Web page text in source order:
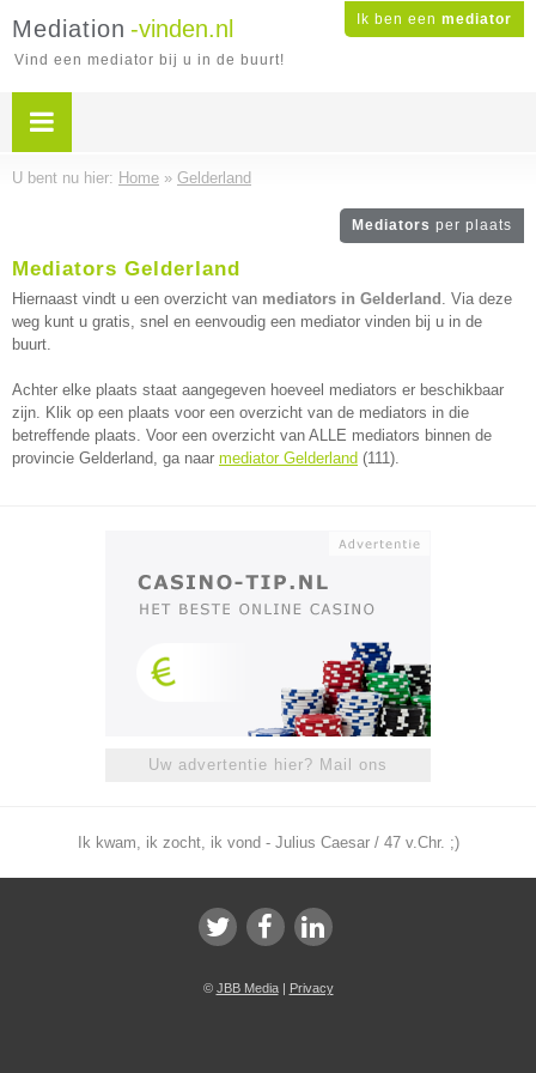
Ik ben een mediator
Mediation -vinden.nl
Vind een mediator bij u in de buurt!
U bent nu hier: Home » Gelderland
Mediators per plaats
Mediators Gelderland
Hiernaast vindt u een overzicht van mediators in Gelderland . Via deze
weg kunt u gratis, snel en eenvoudig een mediator vinden bij u in de
buurt.
Achter elke plaats staat aangegeven hoeveel mediators er beschikbaar
zijn. Klik op een plaats voor een overzicht van de mediators in die
betreffende plaats. Voor een overzicht van ALLE mediators binnen de
provincie Gelderland, ga naar mediator Gelderland (111).
Uw advertentie hier? Mail ons
Ik kwam, ik zocht, ik vond - Julius Caesar / 47 v.Chr. ;)
© JBB Media| Privacy